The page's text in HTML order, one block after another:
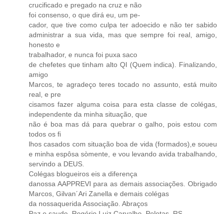
crucificado e pregado na cruz e não
foi consenso, o que dirá eu, um pe-
cador, que tive como culpa ter adoecido e não ter sabido
administrar a sua vida, mas que sempre foi real, amigo,
honesto e
trabalhador, e nunca foi puxa saco
de chefetes que tinham alto QI (Quem indica). Finalizando,
amigo
Marcos, te agradeço teres tocado no assunto, está muito
real, e pre
cisamos fazer alguma coisa para esta classe de colégas,
independente da minha situação, que
não é boa mas dá para quebrar o galho, pois estou com
todos os fi
lhos casados com situação boa de vida (formados),e soueu
e minha espôsa sòmente, e vou levando avida trabalhando,
servindo a DEUS.
Colégas blogueiros eis a diferença
danossa AAPPREVI para as demais associações. Obrigado
Marcos, Gilvan´Ari Zanella e demais colégas
da nossaquerida Associação. Abraços